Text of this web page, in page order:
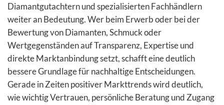
Diamantgutachtern und spezialisierten Fachhändlern
weiter an Bedeutung. Wer beim Erwerb oder bei der
Bewertung von Diamanten, Schmuck oder
Wertgegenständen auf Transparenz, Expertise und
direkte Marktanbindung setzt, schafft eine deutlich
bessere Grundlage für nachhaltige Entscheidungen.
Gerade in Zeiten positiver Markttrends wird deutlich,
wie wichtig Vertrauen, persönliche Beratung und Zugang